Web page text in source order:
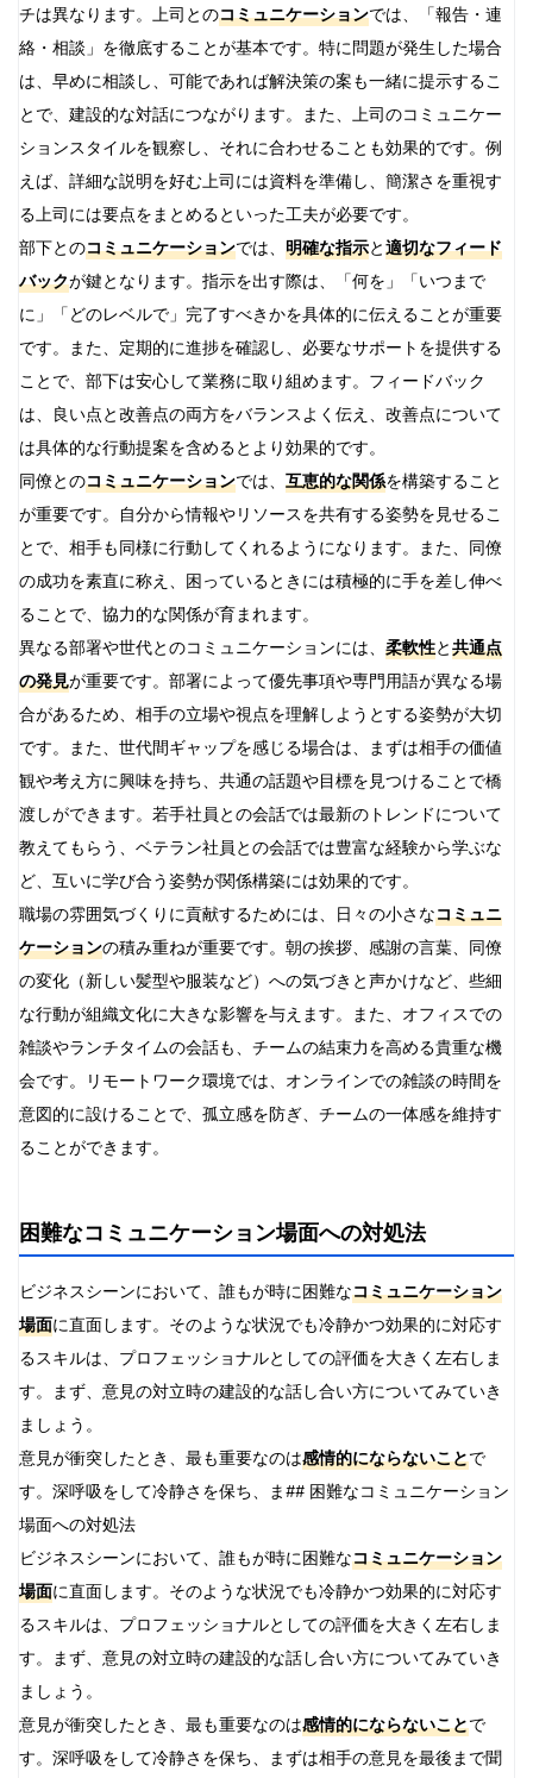
チは異なります。上司とのコミュニケーションでは、「報告・連
絡・相談」を徹底することが基本です。特に問題が発生した場合
は、早めに相談し、可能であれば解決策の案も一緒に提示するこ
とで、建設的な対話につながります。また、上司のコミュニケー
ションスタイルを観察し、それに合わせることも効果的です。例
えば、詳細な説明を好む上司には資料を準備し、簡潔さを重視す
る上司には要点をまとめるといった工夫が必要です。
部下とのコミュニケーションでは、 明確な指示と適切なフィード
バックが鍵となります。指示を出す際は、「何を」「いつまで
に」「どのレベルで」完了すべきかを具体的に伝えることが重要
です。また、定期的に進捗を確認し、必要なサポートを提供する
ことで、部下は安心して業務に取り組めます。フィードバック
は、良い点と改善点の両方をバランスよく伝え、改善点について
は具体的な行動提案を含めるとより効果的です。
同僚とのコミュニケーションでは、 互恵的な関係を構築すること
が重要です。自分から情報やリソースを共有する姿勢を見せるこ
とで、相手も同様に行動してくれるようになります。また、同僚
の成功を素直に称え、困っているときには積極的に手を差し伸べ
ることで、協力的な関係が育まれます。
異なる部署や世代とのコミュニケーションには、 柔軟性と共通点
の発見が重要です。部署によって優先事項や専門用語が異なる場
合があるため、相手の立場や視点を理解しようとする姿勢が大切
です。また、世代間ギャップを感じる場合は、まずは相手の価値
観や考え方に興味を持ち、共通の話題や目標を見つけることで橋
渡しができます。若手社員との会話では最新のトレンドについて
教えてもらう、ベテラン社員との会話では豊富な経験から学ぶな
ど、互いに学び合う姿勢が関係構築には効果的です。
職場の雰囲気づくりに貢献するためには、日々の小さなコミュニ
ケーションの積み重ねが重要です。朝の挨拶、感謝の言葉、同僚
の変化（新しい髪型や服装など）への気づきと声かけなど、些細
な行動が組織文化に大きな影響を与えます。また、オフィスでの
雑談やランチタイムの会話も、チームの結束力を高める貴重な機
会です。リモートワーク環境では、オンラインでの雑談の時間を
意図的に設けることで、孤立感を防ぎ、チームの一体感を維持す
ることができます。
困難なコミュニケーション場面への対処法
ビジネスシーンにおいて、誰もが時に困難なコミュニケーション
場面に直面します。そのような状況でも冷静かつ効果的に対応す
るスキルは、プロフェッショナルとしての評価を大きく左右しま
す。まず、意見の対立時の建設的な話し合い方についてみていき
ましょう。
意見が衝突したとき、最も重要なのは感情的にならないことで
す。深呼吸をして冷静さを保ち、ま## 困難なコミュニケーション
場面への対処法
ビジネスシーンにおいて、誰もが時に困難なコミュニケーション
場面に直面します。そのような状況でも冷静かつ効果的に対応す
るスキルは、プロフェッショナルとしての評価を大きく左右しま
す。まず、意見の対立時の建設的な話し合い方についてみていき
ましょう。
意見が衝突したとき、最も重要なのは感情的にならないことで
す。深呼吸をして冷静さを保ち、まずは相手の意見を最後まで聞